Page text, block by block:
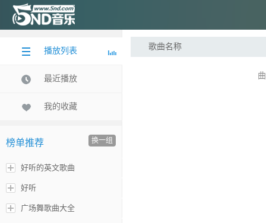
播放列表
最近播放
我的收藏
榜单推荐 换一组
好听的英文歌曲
好听
广场舞歌曲大全
歌曲名称